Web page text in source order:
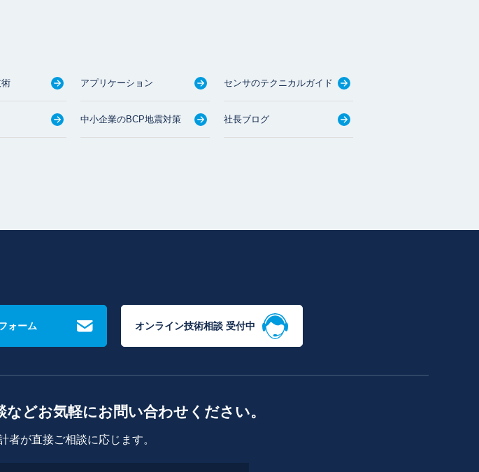
アプリケーション センサのテクニカルガイド
中小企業のBCP地震対策 社長ブログ
ォーム オンライン技術相談 受付中
どお気軽にお問い合わせください。
者が直接ご相談に応じます。